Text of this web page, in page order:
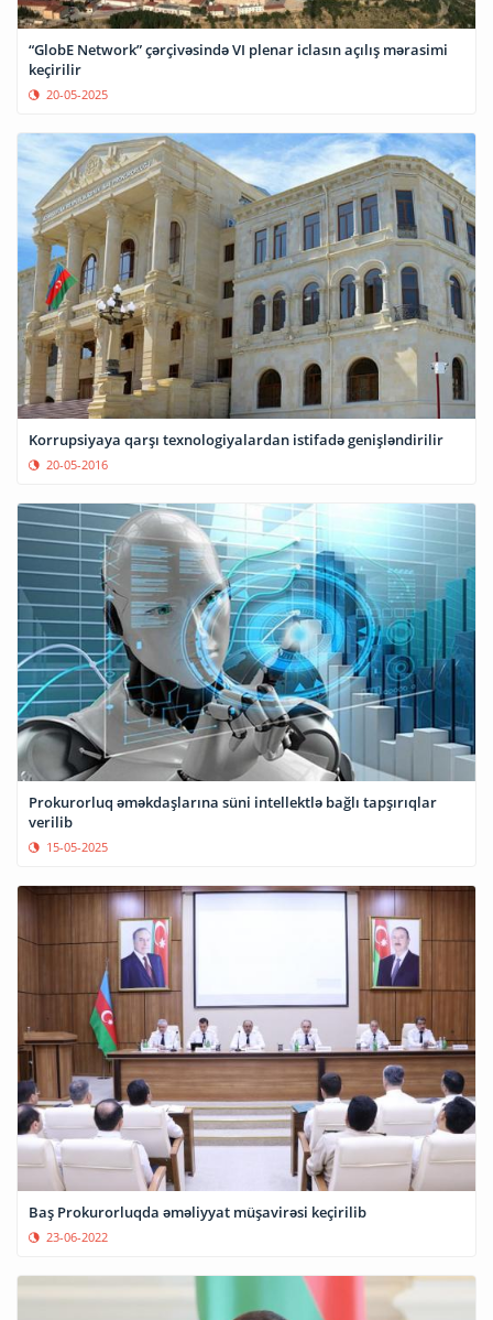
“GlobE Network” çərçivəsində VI plenar iclasın açılış mərasimi
keçirilir
20-05-2025
Korrupsiyaya qarşı texnologiyalardan istifadə genişləndirilir
20-05-2016
Prokurorluq əməkdaşlarına süni intellektlə bağlı tapşırıqlar
verilib
15-05-2025
Baş Prokurorluqda əməliyyat müşavirəsi keçirilib
23-06-2022